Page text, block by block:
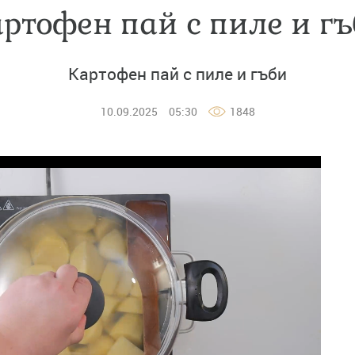
пай с пиле и
Картофен пай с пиле и гъби
10.09.2025 05:30 1848